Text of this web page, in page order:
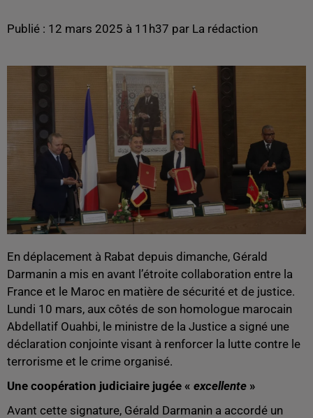
Publié : 12 mars 2025 à 11h37 par La rédaction
En déplacement à Rabat depuis dimanche, Gérald
Darmanin a mis en avant l’étroite collaboration entre la
France et le Maroc en matière de sécurité et de justice.
Lundi 10 mars, aux côtés de son homologue marocain
Abdellatif Ouahbi, le ministre de la Justice a signé une
déclaration conjointe visant à renforcer la lutte contre le
terrorisme et le crime organisé.
Une coopération judiciaire jugée « excellente »
Avant cette signature, Gérald Darmanin a accordé un